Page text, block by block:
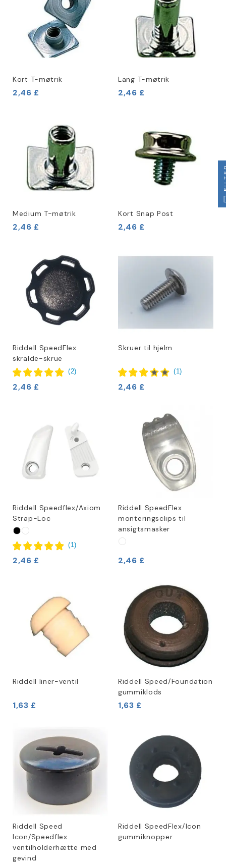
Kort T-møtrik
2,46 £
Lang T-møtrik
2,46 £
Medium T-møtrik
2,46 £
Kort Snap Post
2,46 £
Riddell SpeedFlex
skralde-skrue
(2)
2,46 £
Skruer til hjelm
(1)
2,46 £
Riddell Speedflex/Axiom
Strap-Loc
(1)
2,46 £
Riddell SpeedFlex
monteringsclips til
ansigtsmasker
2,46 £
Riddell liner-ventil
1,63 £
Riddell Speed/Foundation
gummiklods
1,63 £
Riddell Speed
Icon/Speedflex
ventilholderhætte med
gevind
Riddell SpeedFlex/Icon
gummiknopper